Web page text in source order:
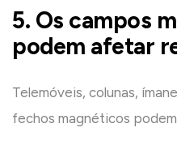
5. Os campos
podem afetar
Telemóveis, colunas,
fechos magnéticos